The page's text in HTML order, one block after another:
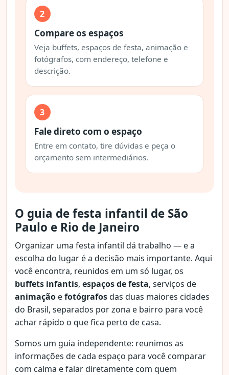
2
Compare os espaços
Veja buffets, espaços de festa, animação e
fotógrafos, com endereço, telefone e
descrição.
3
Fale direto com o espaço
Entre em contato, tire dúvidas e peça o
orçamento sem intermediários.
O guia de festa infantil de São
Paulo e Rio de Janeiro
Organizar uma festa infantil dá trabalho — e a
escolha do lugar é a decisão mais importante. Aqui
você encontra, reunidos em um só lugar, os
buffets infantis, espaços de festa, serviços de
animação efotógrafosdas duas maiores cidades
do Brasil, separados por zona e bairro para você
achar rápido o que fica perto de casa.
Somos um guia independente: reunimos as
informações de cada espaço para você comparar
com calma e falar diretamente com quem